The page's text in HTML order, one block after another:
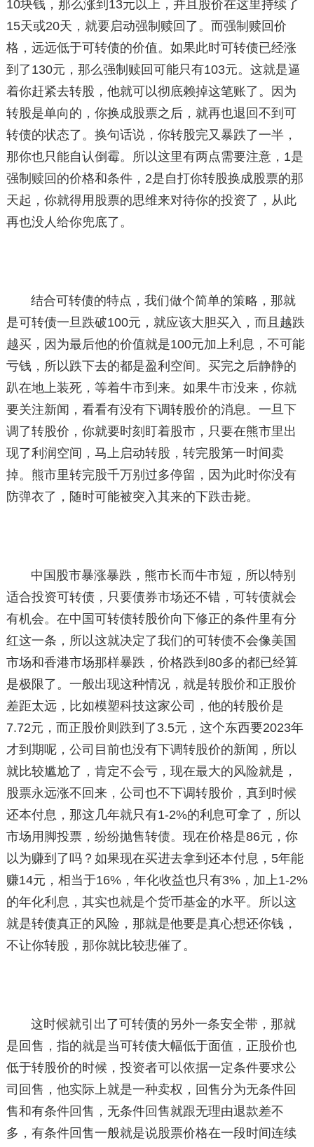
10块钱，那么涨到13元以上，并且股价在这里持续了
15天或20天，就要启动强制赎回了。而强制赎回价
格，远远低于可转债的价值。如果此时可转债已经涨
到了130元，那么强制赎回可能只有103元。这就是逼
着你赶紧去转股，他就可以彻底赖掉这笔账了。因为
转股是单向的，你换成股票之后，就再也退回不到可
转债的状态了。换句话说，你转股完又暴跌了一半，
那你也只能自认倒霉。所以这里有两点需要注意，1是
强制赎回的价格和条件，2是自打你转股换成股票的那
天起，你就得用股票的思维来对待你的投资了，从此
再也没人给你兜底了。
结合可转债的特点，我们做个简单的策略，那就
是可转债一旦跌破100元，就应该大胆买入，而且越跌
越买，因为最后他的价值就是100元加上利息，不可能
亏钱，所以跌下去的都是盈利空间。买完之后静静的
趴在地上装死，等着牛市到来。如果牛市没来，你就
要关注新闻，看看有没有下调转股价的消息。一旦下
调了转股价，你就要时刻盯着股市，只要在熊市里出
现了利润空间，马上启动转股，转完股第一时间卖
掉。熊市里转完股千万别过多停留，因为此时你没有
防弹衣了，随时可能被突入其来的下跌击毙。
中国股市暴涨暴跌，熊市长而牛市短，所以特别
适合投资可转债，只要债券市场还不错，可转债就会
有机会。在中国可转债转股价向下修正的条件里有分
红这一条，所以这就决定了我们的可转债不会像美国
市场和香港市场那样暴跌，价格跌到80多的都已经算
是极限了。一般出现这种情况，就是转股价和正股价
差距太远，比如模塑科技这家公司，他的转股价是
7.72元，而正股价则跌到了3.5元，这个东西要2023年
才到期呢，公司目前也没有下调转股价的新闻，所以
就比较尴尬了，肯定不会亏，现在最大的风险就是，
股票永远涨不回来，公司也不下调转股价，真到时候
还本付息，那这几年就只有1-2%的利息可拿了，所以
市场用脚投票，纷纷抛售转债。现在价格是86元，你
以为赚到了吗？如果现在买进去拿到还本付息，5年能
赚14元，相当于16%，年化收益也只有3%，加上1-2%
的年化利息，其实也就是个货币基金的水平。所以这
就是转债真正的风险，那就是他要是真心想还你钱，
不让你转股，那你就比较悲催了。
这时候就引出了可转债的另外一条安全带，那就
是回售，指的就是当可转债大幅低于面值，正股价也
低于转股价的时候，投资者可以依据一定条件要求公
司回售，他实际上就是一种卖权，回售分为无条件回
售和有条件回售，无条件回售就跟无理由退款差不
多，有条件回售一般就是说股票价格在一段时间连续